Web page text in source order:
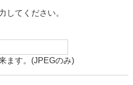
してください。
ます。(JPEGのみ)